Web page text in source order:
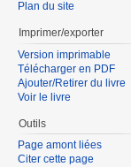
Plan du site
Imprimer/exporter
Version imprimable
Télécharger en PDF
Ajouter/Retirer du livre
Voir le livre
Outils
Page amont liées
Citer cette page